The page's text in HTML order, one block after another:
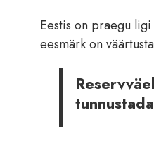
Eestis on praegu
eesmärk on